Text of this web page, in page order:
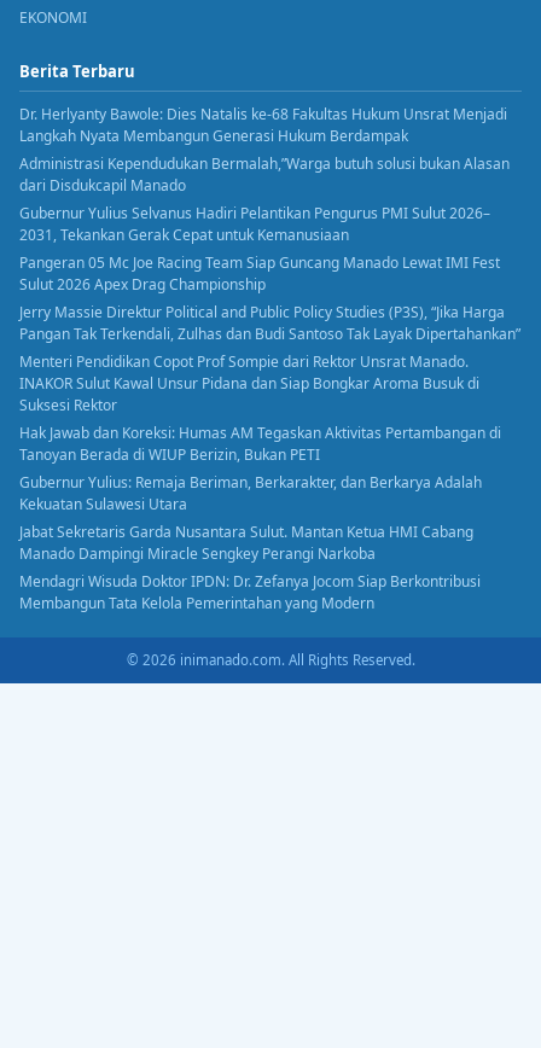
EKONOMI
Berita Terbaru
Dr. Herlyanty Bawole: Dies Natalis ke-68 Fakultas Hukum Unsrat Menjadi
Langkah Nyata Membangun Generasi Hukum Berdampak
Administrasi Kependudukan Bermalah,”Warga butuh solusi bukan Alasan
dari Disdukcapil Manado
Gubernur Yulius Selvanus Hadiri Pelantikan Pengurus PMI Sulut 2026–
2031, Tekankan Gerak Cepat untuk Kemanusiaan
Pangeran 05 Mc Joe Racing Team Siap Guncang Manado Lewat IMI Fest
Sulut 2026 Apex Drag Championship
Jerry Massie Direktur Political and Public Policy Studies (P3S), “Jika Harga
Pangan Tak Terkendali, Zulhas dan Budi Santoso Tak Layak Dipertahankan”
Menteri Pendidikan Copot Prof Sompie dari Rektor Unsrat Manado.
INAKOR Sulut Kawal Unsur Pidana dan Siap Bongkar Aroma Busuk di
Suksesi Rektor
Hak Jawab dan Koreksi: Humas AM Tegaskan Aktivitas Pertambangan di
Tanoyan Berada di WIUP Berizin, Bukan PETI
Gubernur Yulius: Remaja Beriman, Berkarakter, dan Berkarya Adalah
Kekuatan Sulawesi Utara
Jabat Sekretaris Garda Nusantara Sulut. Mantan Ketua HMI Cabang
Manado Dampingi Miracle Sengkey Perangi Narkoba
Mendagri Wisuda Doktor IPDN: Dr. Zefanya Jocom Siap Berkontribusi
Membangun Tata Kelola Pemerintahan yang Modern
© 2026 inimanado.com. All Rights Reserved.